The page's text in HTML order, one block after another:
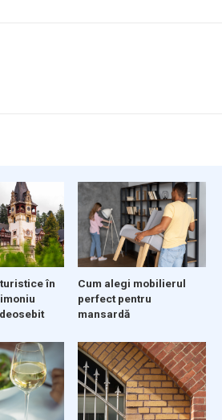
în
Cum alegi mobilierul
perfect pentru
mansardă